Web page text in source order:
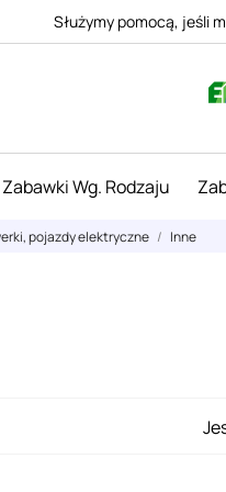
Służymy pomocą, jeśli
Zabawki Wg. Rodzaju
pojazdy elektryczne Inne